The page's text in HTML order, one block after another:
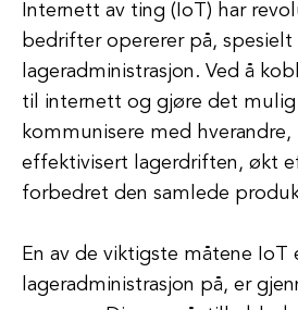
Internett av ting (IoT) har
bedrifter opererer på, spesielt
lageradministrasjon. Ved å
til internett og gjøre det
kommunisere med
effektivisert lagerdriften, økt
forbedret den samlede
En av de viktigste måtene IoT
lageradministrasjon på, er